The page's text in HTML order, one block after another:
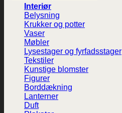
Interiør
Belysning
Krukker og potter
Vaser
Møbler
Lysestager og fyrfadsstager
Tekstiler
Kunstige blomster
Figurer
Borddækning
Lanterner
Duft